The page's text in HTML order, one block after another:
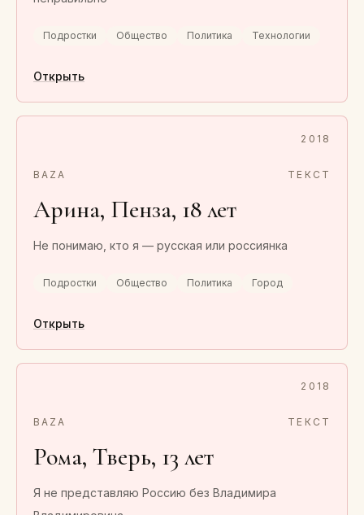
Подростки Общество Политика Технологии
Открыть
2018
BAZA ТЕКСТ
Арина, Пенза, 18 лет
Не понимаю, кто я — русская или россиянка
Подростки Общество Политика Город
Открыть
2018
BAZA ТЕКСТ
Рома, Тверь, 13 лет
Я не представляю Россию без Владимира